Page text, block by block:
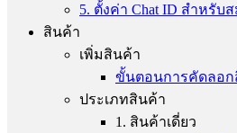
5. ตั้งค่า Chat ID สำหรับ
สินค้า
เพิ่มสินค้า
ขั้นตอนการคัดลอ
ประเภทสินค้า
1. สินค้าเดี่ยว